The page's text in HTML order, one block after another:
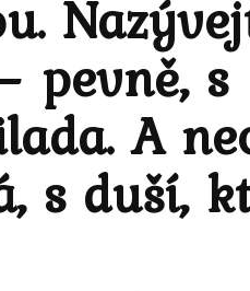
pevně, s
A
s duší,